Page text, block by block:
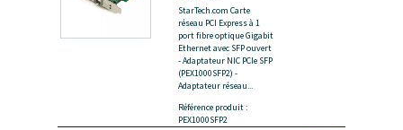
StarTech.com Carte
réseau PCI Express à 1
port fibre optique Gigabit
Ethernet avec SFP ouvert
- Adaptateur NIC PCIe SFP
(PEX1000SFP2) -
Adaptateur réseau...
Référence produit :
PEX1000SFP2